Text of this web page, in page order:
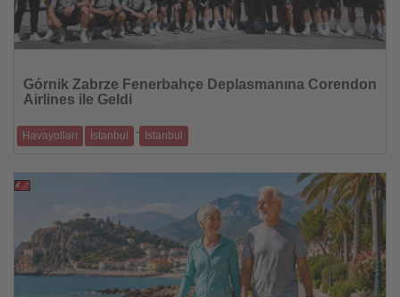
Górnik Zabrze Fenerbahçe Deplasmanına Corendon
Airlines ile Geldi
Havayolları İstanbul - Istanbul
yolculuğunu s